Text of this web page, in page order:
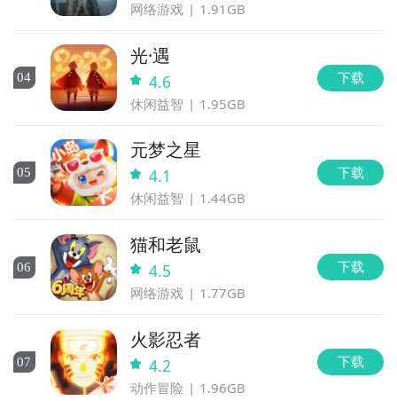
网络游戏 1.91GB
04
光·遇
4.6
休闲益智 1.95GB
下载
05
元梦之星
4.1
休闲益智 1.44GB
下载
06
猫和老鼠
4.5
网络游戏 1.77GB
下载
07
火影忍者
4.2
动作冒险 1.96GB
下载